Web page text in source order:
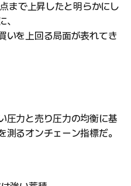
まで上昇したと明らかにし
いを上回る局面が表れてき
圧力と売り圧力の均衡に基
るオンチェーン指標だ。